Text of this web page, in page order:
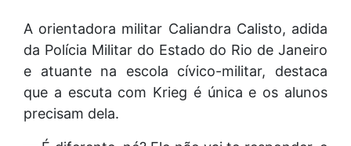
A orientadora militar Caliandra Calisto, adida
da Polícia Militar do Estado do Rio de Janeiro
e atuante na escola cívico-militar, destaca
que a escuta com Krieg é única e os alunos
precisam dela.